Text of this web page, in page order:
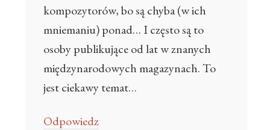
kompozytorów, bo są chyba (w ich
mniemaniu) ponad… I często są to
osoby publikujące od lat w znanych
międzynarodowych magazynach. To
jest ciekawy temat…
Odpowiedz